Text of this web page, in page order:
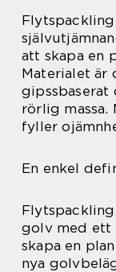
att skapa en
Materialet är
gipssbaserat
rörlig massa.
fyller
En enkel
golv med ett
skapa en
nya